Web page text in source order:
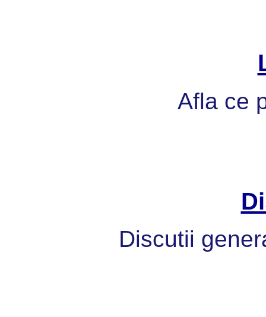
Afla ce
Discutii